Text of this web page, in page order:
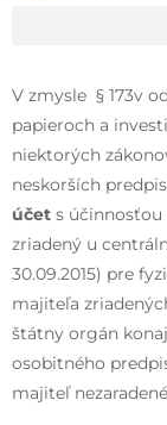
V zmysle § 173v
papieroch a
niektorých
neskorších
účet s účinnosťou
zriadený u
30.09.2015) pre
majiteľa
štátny orgán
osobitného
majiteľ